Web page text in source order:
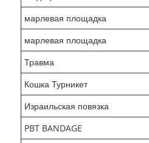
марлевая площадка
марлевая площадка
Травма
Кошка Турникет
Израильская повязка
PBT BANDAGE